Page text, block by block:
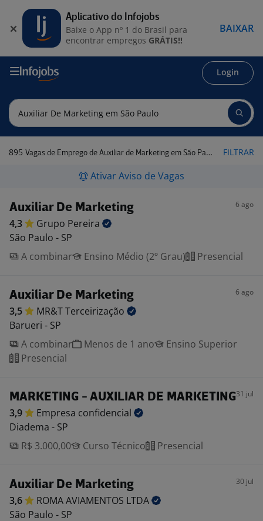
Login
895 Vagas de Emprego de Auxiliar de Marketing em São Paulo FILTRAR
Ativar Aviso de Vagas
Auxiliar De Marketing 6 ago
4,3 Grupo Pereira
São Paulo - SP
A combinar
Ensino Médio (2º Grau) Presencial
Auxiliar De Marketing 6 ago
3,5 MR&TTerceirização
Barueri - SP
A combinar
Menos de 1 ano
Ensino Superior
Presencial
MARKETING - AUXILIAR DE MARKETING31 jul
3,9 Empresa confidencial
Diadema - SP
R$ 3.000,00
Curso Técnico Presencial
Auxiliar De Marketing 30 jul
3,6 ROMA AVIAMENTOS LTDA
São Paulo - SP
Aplicativo do Infojobs
Baixe o App nº 1 do Brasil para
encontrar empregos GRÁTIS!!
BAIXAR